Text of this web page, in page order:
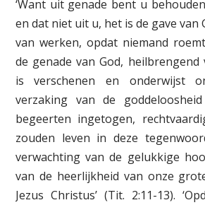
‘Want uit genade bent u
en dat niet uit u, het is de gave van
van werken, opdat niemand
de genade van God, heilbrengend
is verschenen en onderwijst
verzaking van de
begeerten ingetogen,
zouden leven in deze
verwachting van de gelukkige
van de heerlijkheid van onze
Jezus Christus’ (Tit. 2:11-13).